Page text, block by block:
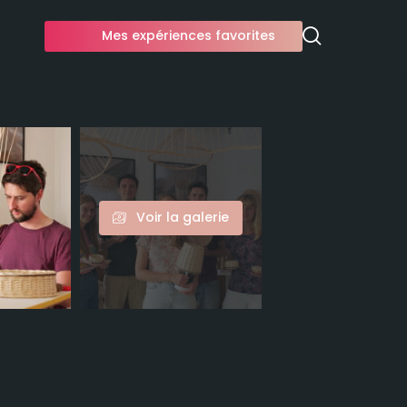
Mes expériences favorites
Voir la galerie